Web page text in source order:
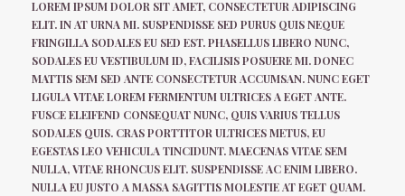
LOREM IPSUM DOLOR SIT AMET, CONSECTETUR ADIPISCING
ELIT. IN AT URNA MI. SUSPENDISSE SED PURUS QUIS NEQUE
FRINGILLA SODALES EU SED EST. PHASELLUS LIBERO NUNC,
SODALES EU VESTIBULUM ID, FACILISIS POSUERE MI. DONEC
MATTIS SEM SED ANTE CONSECTETUR ACCUMSAN. NUNC EGET
LIGULA VITAE LOREM FERMENTUM ULTRICES A EGET ANTE.
FUSCE ELEIFEND CONSEQUAT NUNC, QUIS VARIUS TELLUS
SODALES QUIS. CRAS PORTTITOR ULTRICES METUS, EU
EGESTAS LEO VEHICULA TINCIDUNT. MAECENAS VITAE SEM
NULLA, VITAE RHONCUS ELIT. SUSPENDISSE AC ENIM LIBERO.
NULLA EU JUSTO A MASSA SAGITTIS MOLESTIE AT EGET QUAM.